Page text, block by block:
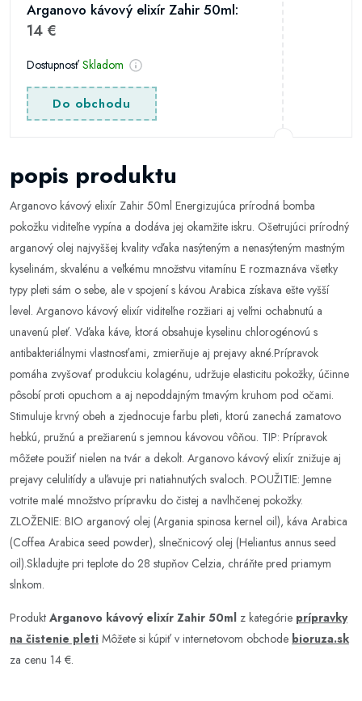
Arganovo kávový elixír Zahir 50ml:
14 €
Dostupnosť Skladom
Do obchodu
popis produktu
Arganovo kávový elixír Zahir 50ml Energizujúca prírodná bomba
pokožku viditeľne vypína a dodáva jej okamžite iskru. Ošetrujúci prírodný
arganový olej najvyššej kvality vďaka nasýteným a nenasýteným mastným
kyselinám, skvalénu a veľkému množstvu vitamínu E rozmaznáva všetky
typy pleti sám o sebe, ale v spojení s kávou Arabica získava ešte vyšší
level. Arganovo kávový elixír viditeľne rozžiari aj veľmi ochabnutú a
unavenú pleť. Vďaka káve, ktorá obsahuje kyselinu chlorogénovú s
antibakteriálnymi vlastnosťami, zmierňuje aj prejavy akné.Prípravok
pomáha zvyšovať produkciu kolagénu, udržuje elasticitu pokožky, účinne
pôsobí proti opuchom a aj nepoddajným tmavým kruhom pod očami.
Stimuluje krvný obeh a zjednocuje farbu pleti, ktorú zanechá zamatovo
hebkú, pružnú a prežiarenú s jemnou kávovou vôňou. TIP: Prípravok
môžete použiť nielen na tvár a dekolt. Arganovo kávový elixír znižuje aj
prejavy celulitídy a uľavuje pri natiahnutých svaloch. POUŽITIE: Jemne
votrite malé množstvo prípravku do čistej a navlhčenej pokožky.
ZLOŽENIE: BIO arganový olej (Argania spinosa kernel oil), káva Arabica
(Coffea Arabica seed powder), slnečnicový olej (Heliantus annus seed
oil).Skladujte pri teplote do 28 stupňov Celzia, chráňte pred priamym
slnkom.
Produkt Arganovo kávový elixír Zahir 50ml z kategórie prípravky
na čistenie pleti Môžete si kúpiť v internetovom obchode bioruza.sk
za cenu 14 €.